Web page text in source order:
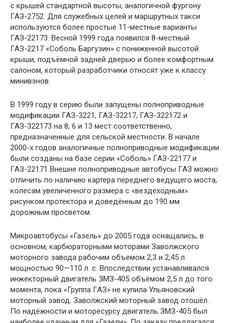
с крышей стандартной высоты, аналогичной фургону
ГАЗ-2752. Для служебных целей и маршрутных такси
используются более простые 11-местные варианты
ГАЗ-22173. Весной 1999 года появился 8-местный
ГАЗ-2217 «Соболь Баргузин» с пониженной высотой
крыши, подъёмной задней дверью и более комфортным
салоном, который разработчики относят уже к классу
минивэнов.
В 1999 году в серию были запущены полноприводные
модификации ГАЗ-3221, ГАЗ-32217, ГАЗ-322172 и
ГАЗ-322173 на 8, 6 и 13 мест соответственно,
предназначенные для сельской местности. В начале
2000-х годов аналогичные полноприводные модификации
были созданы на базе серии «Соболь» ГАЗ-22177 и
ГАЗ-22171 Внешне полноприводные автобусы ГАЗ можно
отличить по наличию картера переднего ведущего моста,
колесам увеличенного размера с «вездеходным»
рисунком протектора и доведённым до 190 мм
дорожным просветом.
Микроавтобусы «Газель» до 2005 года оснащались, в
основном, карбюраторными моторами Заволжского
моторного завода рабочим объемом 2,3 и 2,45 л
мощностью 90—110 л. с. Впоследствии устанавливался
инжекторный двигатель ЗМЗ-405 объёмом 2,5 л до того
момента, пока «Группа ГАЗ» не купила Ульяновский
моторный завод. Заволжский моторный завод отошёл .
По надёжности и моторесурсу двигатель ЗМЗ-405 был